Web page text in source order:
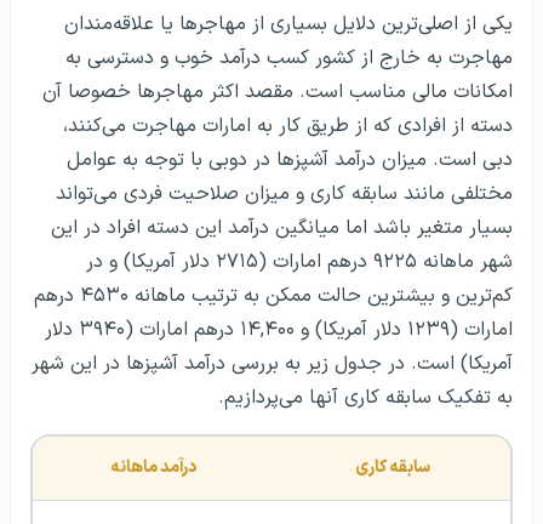
یکی از اصلی‎‌ترین دلایل بسیاری از مهاجرها یا علاقه‌مندان
مهاجرت به خارج از کشور کسب درآمد خوب و دسترسی به
امکانات مالی مناسب است. مقصد اکثر مهاجرها خصوصا آن
دسته از افرادی که از طریق کار به امارات مهاجرت می‌کنند،
دبی است. میزان درآمد آشپزها در دوبی با توجه به عوامل
مختلفی مانند سابقه کاری و میزان صلاحیت فردی می‌تواند
بسیار متغیر باشد اما میانگین درآمد این دسته افراد در این
شهر ماهانه ۹۲۲۵ درهم امارات (۲۷۱۵ دلار آمریکا) و در
کم‌ترین و بیشترین حالت ممکن به ترتیب ماهانه ۴۵۳۰ درهم
امارات (۱۲۳۹ دلار آمریکا) و ۱۴,۴۰۰ درهم امارات (۳۹۴۰ دلار
آمریکا) است. در جدول زیر به بررسی درآمد آشپزها در این شهر
به تفکیک سابقه کاری آنها می‌پردازیم.
سابقه کاری درآمد ماهانه